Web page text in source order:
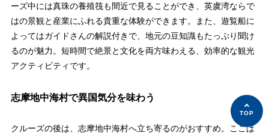
ーズ中には真珠の養殖筏も間近で見ることができ、英虞湾ならで
はの景観と産業にふれる貴重な体験ができます。また、遊覧船に
よってはガイドさんの解説付きで、地元の豆知識もたっぷり聞け
るのが魅力。短時間で絶景と文化を両方味わえる、効率的な観光
アクティビティです。
志摩地中海村で異国気分を味わう
クルーズの後は、志摩地中海村へ立ち寄るのがおすすめ。ここは